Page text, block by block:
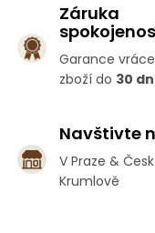
Záruka
Garance
zboží do 30
Navštivte
V Praze &
Krumlově